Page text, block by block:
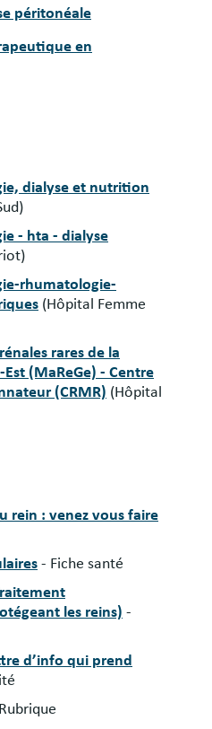
péritonéale
en
dialyse et nutrition
- hta - dialyse
rhumatologie-
(Hôpital Femme
rares de la
(MaReGe) - Centre
(CRMR) (Hôpital
rein : venez vous faire
- Fiche santé
les reins) -
d’info qui prend